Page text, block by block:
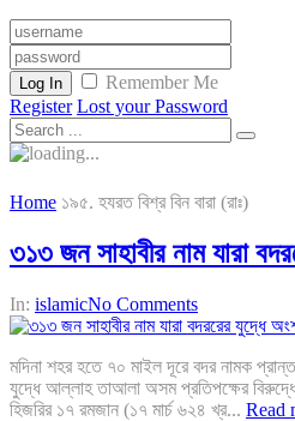
Log In
Remember Me
Register Lost your Password
Home ১৯৫. হযরত বিশ্র বিন বারা (রাঃ)
৩১৩ জন সাহাবীর নাম যারা
In: islamicNo Comments
মদিনা শহর হতে ৭০ মাইল দূরে বদর নামক
যুদ্ধে আল্লাহ তাআলা অসম প্রতিপক্ষের
হিজরির ১৭ রমজান (১৭ মার্চ ৬২৪ খ্র... Read